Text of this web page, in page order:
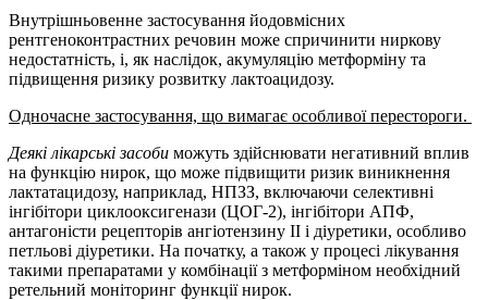
Внутрішньовенне застосування йодовмісних
рентгеноконтрастних речовин може спричинити ниркову
недостатність, і, як наслідок, акумуляцію метформіну та
підвищення ризику розвитку лактоацидозу.
Одночасне застосування, що вимагає особливої перестороги.
Деякі лікарські засоби можуть здійснювати негативний вплив
на функцію нирок, що може підвищити ризик виникнення
лактатацидозу, наприклад, НПЗЗ, включаючи селективні
інгібітори циклооксигенази (ЦОГ-2), інгібітори АПФ,
антагоністи рецепторів ангіотензину ІІ і діуретики, особливо
петльові діуретики. На початку, а також у процесі лікування
такими препаратами у комбінації з метформіном необхідний
ретельний моніторинг функції нирок.